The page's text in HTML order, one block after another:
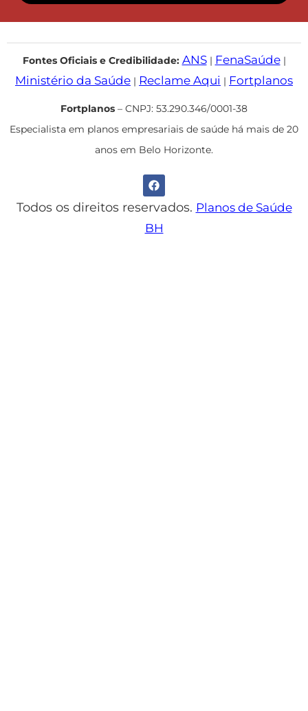
Fontes Oficiais e Credibilidade: ANS| FenaSaúde|
Ministério da Saúde | Reclame Aqui | Fortplanos
Fortplanos – CNPJ: 53.290.346/0001-38
Especialista em planos empresariais de saúde há mais de 20
anos em Belo Horizonte.
Todos os direitos reservados. Planos de Saúde
BH